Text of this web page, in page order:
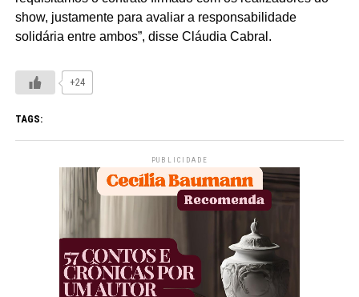
show, justamente para avaliar a responsabilidade
solidária entre ambos”, disse Cláudia Cabral.
+24
TAGS:
PUBLICIDADE